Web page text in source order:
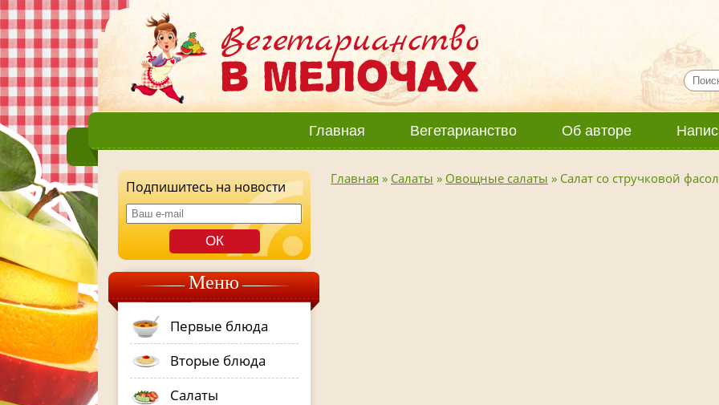
Главная Вегетарианство Об авторе
Подпишитесь на новости
Меню
Первые блюда
Вторые блюда
Салаты
Главная » Салаты » Овощные салаты » Салат со стручковой